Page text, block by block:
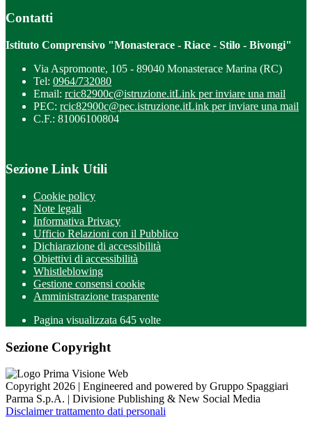
Contatti
Istituto Comprensivo "Monasterace - Riace - Stilo - Bivongi"
Via Aspromonte, 105 - 89040 Monasterace Marina (RC)
Tel: 0964/732080
Email: rcic82900c@istruzione.itLink per inviare una mail
PEC: rcic82900c@pec.istruzione.itLink per inviare una mail
C.F.: 81006100804
Sezione Link Utili
Cookie policy
Note legali
Informativa Privacy
Ufficio Relazioni con il Pubblico
Dichiarazione di accessibilità
Obiettivi di accessibilità
Whistleblowing
Gestione consensi cookie
Amministrazione trasparente
Pagina visualizzata 645 volte
Sezione Copyright
Copyright 2026 | Engineered and powered by Gruppo Spaggiari
Parma S.p.A. | Divisione Publishing & New Social Media
Disclaimer trattamento dati personali